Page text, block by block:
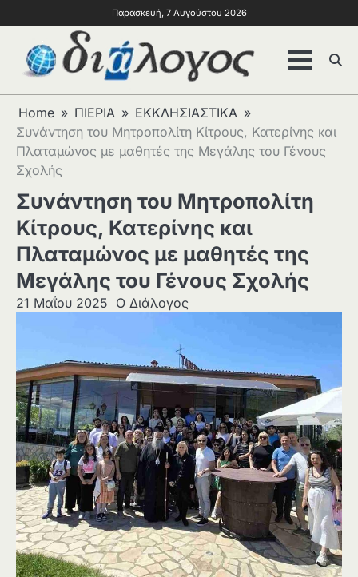
Παρασκευή, 7 Αυγούστου 2026
Home ΠΙΕΡΙΑ
ΕΚΚΛΗΣΙΑΣΤΙΚΑ
Συνάντηση του Μητροπολίτη Κίτρους, Κατερίνης και
Πλαταμώνος με μαθητές της Μεγάλης του Γένους
Σχολής
Συνάντηση του Μητροπολίτη
Κίτρους, Κατερίνης και
Πλαταμώνος με μαθητές της
Μεγάλης του Γένους Σχολής
21 Μαΐου 2025 Ο Διάλογος